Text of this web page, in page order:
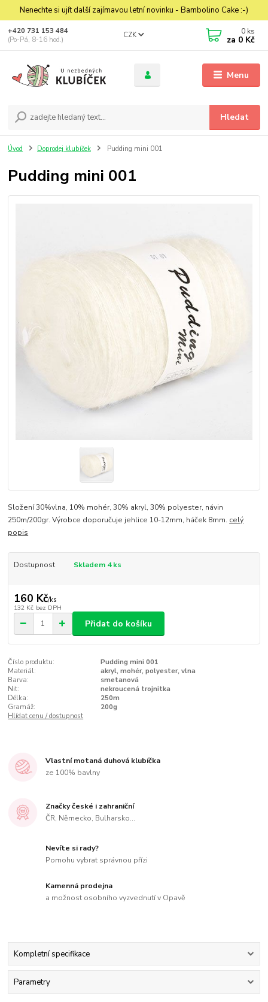
Nenechte si ujít další zajímavou letní novinku - Bambolino Cake :-)
Menu
CZK
Hledat
+420 731 153 484
(Po-Pá, 8-16 hod.)
0 ks
za 0 Kč
Úvod Doprodej klubíček Pudding mini 001
Pudding mini 001
Složení 30%vlna, 10% mohér, 30% akryl, 30% polyester, návin
250m/200gr. Výrobce doporučuje jehlice 10-12mm, háček 8mm. celý
popis
Dostupnost Skladem 4 ks
160 Kč/ks
132 Kč bez DPH
Přidat do košíku
Číslo produktu:
Pudding mini 001
Materiál:
akryl, mohér, polyester, vlna
Barva:
smetanová
Nit:
nekroucená trojnitka
Délka:
250m
Gramáž:
200g
Hlídat cenu / dostupnost
Vlastní motaná duhová klubíčka
ze 100% bavlny
Značky české i zahraniční
ČR, Německo, Bulharsko...
Nevíte si rady?
Pomohu vybrat správnou přízi
Kamenná prodejna
a možnost osobního vyzvednutí v Opavě
Kompletní specifikace
Parametry